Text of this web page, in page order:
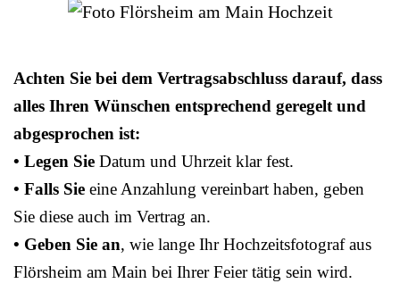
Achten Sie bei dem Vertragsabschluss darauf, dass
alles Ihren Wünschen entsprechend geregelt und
abgesprochen ist:
• Legen Sie Datum und Uhrzeit klar fest.
• Falls Sie eine Anzahlung vereinbart haben, geben
Sie diese auch im Vertrag an.
• Geben Sie an, wie lange Ihr Hochzeitsfotograf aus
Flörsheim am Main bei Ihrer Feier tätig sein wird.